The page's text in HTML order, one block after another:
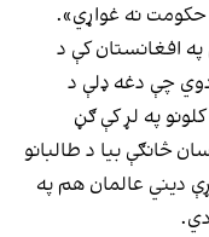
حکومت نه غواړي».
افغانستان کې د
چې دغه ډلې د
کلونو په لړ کې ګڼ
څانګې بیا د طالبانو
دیني عالمان هم په